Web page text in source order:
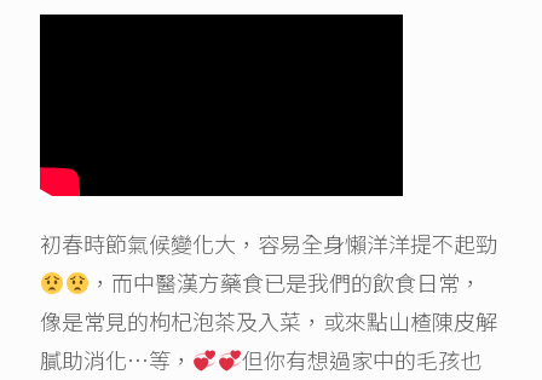
初春時節氣候變化大，容易全身懶洋洋提不起勁
，而中醫漢方藥食已是我們的飲食日常，
像是常見的枸杞泡茶及入菜，或來點山楂陳皮解
膩助消化…等，
但你有想過家中的毛孩也